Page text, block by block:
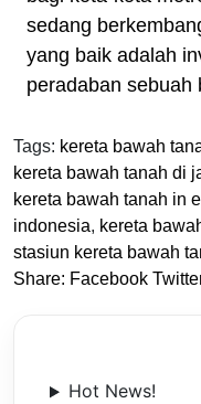
sedang
yang baik adalah
peradaban sebuah
Tags: kereta bawah
kereta bawah tanah di
kereta bawah tanah in
indonesia, kereta
stasiun kereta bawah
Share: Facebook
Hot News!